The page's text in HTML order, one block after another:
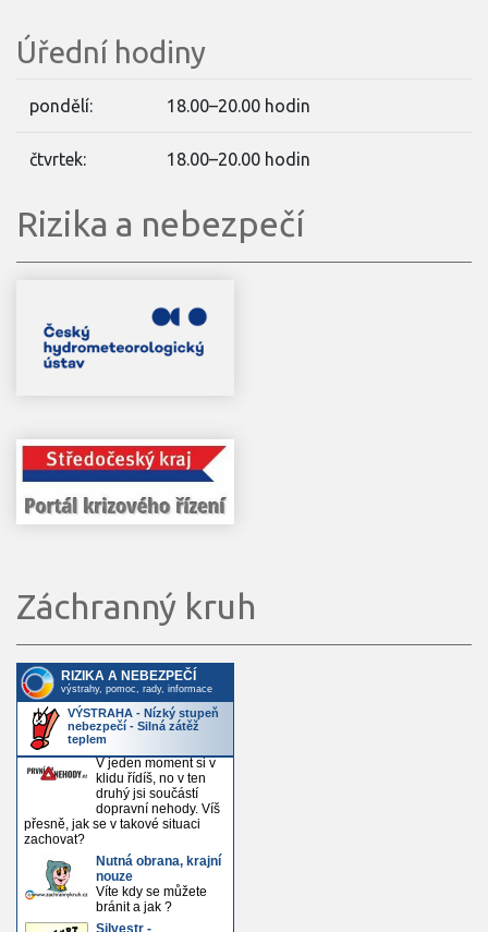
Úřední hodiny
pondělí: 18.00–20.00 hodin
čtvrtek: 18.00–20.00 hodin
Rizika a nebezpečí
Záchranný kruh